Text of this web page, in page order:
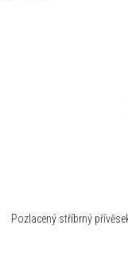
Pozlacený stříbrný